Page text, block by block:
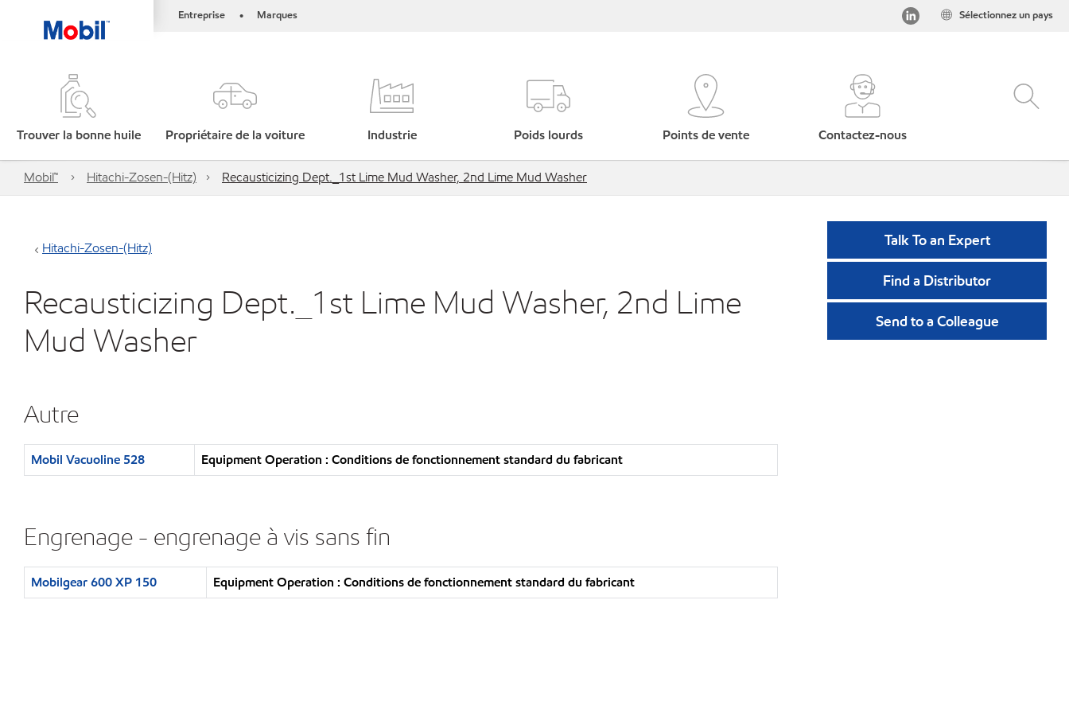
Entreprise • Marques Sélectionnez un pays
Trouver la bonne huile Propriétaire de la voiture Industrie Poids lourds Points de vente Contactez-nous
Mobil™ Hitachi-Zosen-(Hitz) Recausticizing Dept._1st Lime Mud Washer, 2nd Lime Mud Washer
Hitachi-Zosen-(Hitz)
Recausticizing Dept._1st Lime Mud Washer, 2nd Lime
Mud Washer
Autre
Mobil Vacuoline 528 Equipment Operation : Conditions de fonctionnement standard du fabricant
Engrenage - engrenage à vis sans fin
Mobilgear 600 XP 150 Equipment Operation : Conditions de fonctionnement standard du fabricant
Talk To an Expert
Find a Distributor
Send to a Colleague